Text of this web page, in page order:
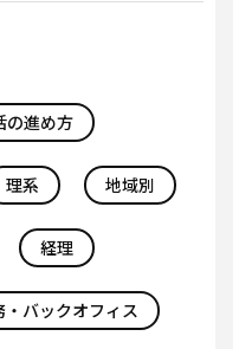
の進め方
理系 地域別
経理
・バックオフィス